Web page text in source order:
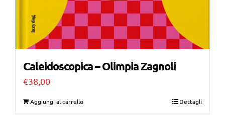
Caleidoscopica – Olimpia Zagnoli
€38,00
Aggiungi al carrello Dettagli